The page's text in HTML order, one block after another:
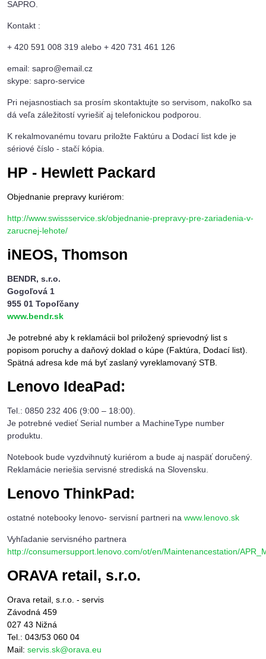
SAPRO.
Kontakt :
+ 420 591 008 319 alebo + 420 731 461 126
email: sapro@email.cz
skype: sapro-service
Pri nejasnostiach sa prosím skontaktujte so servisom, nakoľko sa
dá veľa záležitostí vyriešiť aj telefonickou podporou.
K rekalmovanému tovaru priložte Faktúru a Dodací list kde je
sériové číslo - stačí kópia.
HP - Hewlett Packard
Objednanie prepravy kuriérom:
http://www.swissservice.sk/objednanie-prepravy-pre-zariadenia-v-
zarucnej-lehote/
iNEOS, Thomson
BENDR, s.r.o.
Gogoľová 1
955 01 Topoľčany
www.bendr.sk
Je potrebné aby k reklamácii bol priložený sprievodný list s
popisom poruchy a daňový doklad o kúpe (Faktúra, Dodací list).
Spätná adresa kde má byť zaslaný vyreklamovaný STB.
Lenovo IdeaPad:
Tel.: 0850 232 406 (9:00 – 18:00).
Je potrebné vedieť Serial number a MachineType number
produktu.
Notebook bude vyzdvihnutý kuriérom a bude aj naspäť doručený.
Reklamácie neriešia servisné strediská na Slovensku.
Lenovo ThinkPad:
ostatné notebooky lenovo- servisní partneri na www.lenovo.sk
Vyhľadanie servisného partnera
http://consumersupport.lenovo.com/ot/en/Maintenancestation/
ORAVA retail, s.r.o.
Orava retail, s.r.o. - servis
Závodná 459
027 43 Nižná
Tel.: 043/53 060 04
Mail: servis.sk@orava.eu